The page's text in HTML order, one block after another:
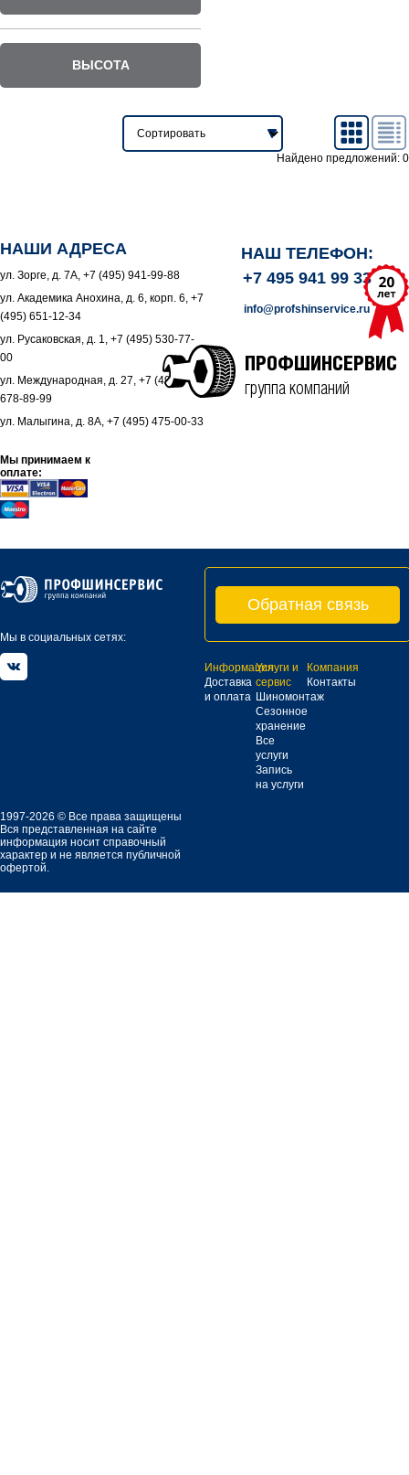
ВЫСОТА
Найдено предложений: 0
НАШИ АДРЕСА
ул. Зорге, д. 7А, +7 (495) 941-99-88
ул. Академика Анохина, д. 6, корп. 6, +7
(495) 651-12-34
ул. Русаковская, д. 1, +7 (495) 530-77-
00
ул. Международная, д. 27, +7 (495)
678-89-99
ул. Малыгина, д. 8А, +7 (495) 475-00-33
Мы принимаем к
оплате:
НАШ ТЕЛЕФОН:
+7 495 941 99 33
info@profshinservice.ru
ПРОФШИНСЕРВИС
группа компаний
Мы в социальных сетях:
Обратная связь
Информация
Доставка
и оплата
Услуги и
сервис
Шиномонтаж
Сезонное
хранение
Все
услуги
Запись
на услуги
Компания
Контакты
1997-2026 © Все права защищены
Вся представленная на сайте
информация носит справочный
характер и не является публичной
офертой.